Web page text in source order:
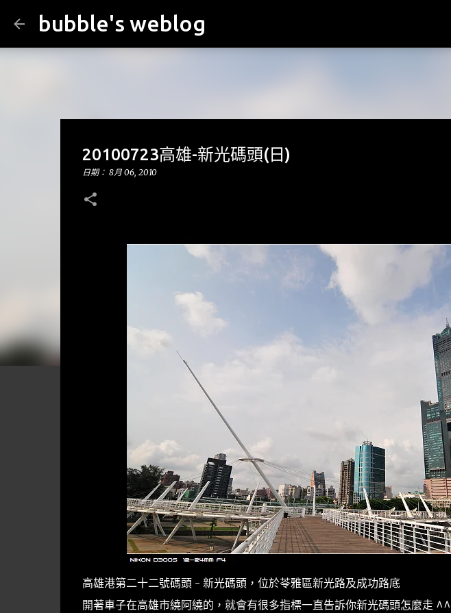
bubble's weblog
20100723高雄-新光碼頭(日)
日期： 8月 06, 2010
高雄港第二十二號碼頭 - 新光碼頭，位於苓雅區新光路及成功路底
開著車子在高雄市繞阿繞的，就會有很多指標一直告訴你新光碼頭怎麼走 ^^